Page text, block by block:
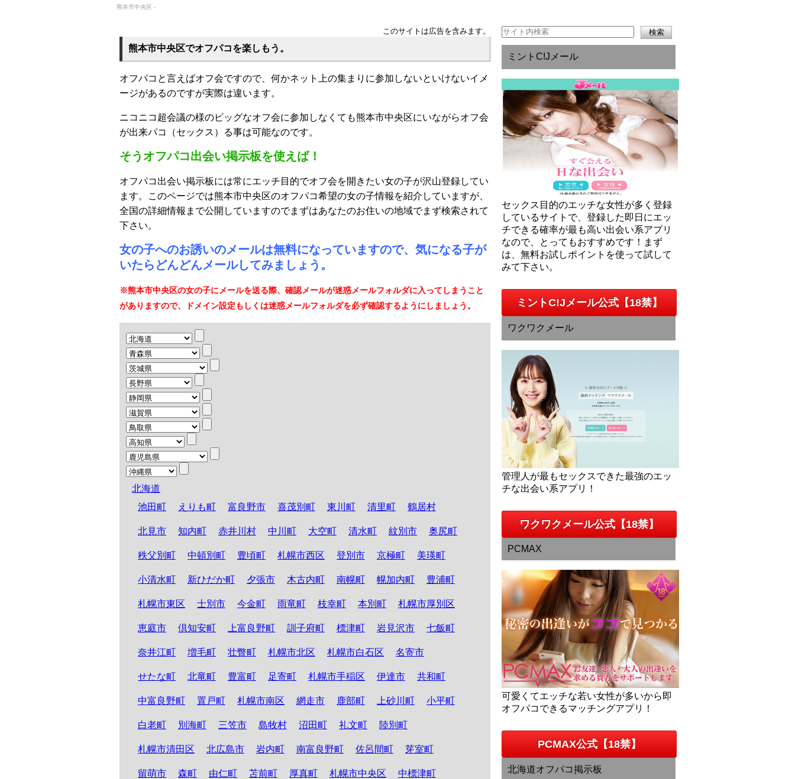
熊本市中央区 -
このサイトは広告を含みます。
熊本市中央区でオフパコを楽しもう。
オフパコと言えばオフ会ですので、何かネット上の集まりに参加しないといけないイメ
ージがあるのですが実際は違います。
ニコニコ超会議の様のビッグなオフ会に参加しなくても熊本市中央区にいながらオフ会
が出来パコ（セックス）る事は可能なのです。
そうオフパコ出会い掲示板を使えば！
オフパコ出会い掲示板には常にエッチ目的でオフ会を開きたい女の子が沢山登録してい
ます。このページでは熊本市中央区のオフパコ希望の女の子情報を紹介していますが、
全国の詳細情報まで公開していますのでまずはあなたのお住いの地域でまず検索されて
下さい。
女の子へのお誘いのメールは無料になっていますので、気になる子が
いたらどんどんメールしてみましょう。
※熊本市中央区の女の子にメールを送る際、確認メールが迷惑メールフォルダに入ってしまうこと
がありますので、ドメイン設定もしくは迷惑メールフォルダを必ず確認するようにしましょう。
北海道
池田町
えりも町 富良野市 喜茂別町 東川町 清里町 鶴居村
北見市 知内町 赤井川村 中川町 大空町 清水町 紋別市 奥尻町
秩父別町 中頓別町 豊頃町 札幌市西区 登別市 京極町 美瑛町
小清水町 新ひだか町 夕張市 木古内町 南幌町 幌加内町 豊浦町
札幌市東区 士別市 今金町 雨竜町 枝幸町 本別町 札幌市厚別区
恵庭市 倶知安町 上富良野町 訓子府町 標津町 岩見沢市 七飯町
奈井江町 増毛町 壮瞥町 札幌市北区 札幌市白石区 名寄市
せたな町 北竜町 豊富町 足寄町 札幌市手稲区 伊達市 共和町
中富良野町 置戸町 札幌市南区 網走市 鹿部町 上砂川町 小平町
白老町 別海町 三笠市 島牧村 沼田町 礼文町 陸別町
札幌市清田区 北広島市 岩内町 南富良野町 佐呂間町 芽室町
留萌市 森町 由仁町 苫前町 厚真町 札幌市中央区 中標津町
ミントC!Jメール
セックス目的のエッチな女性が多く登録
しているサイトで、登録した即日にエッ
チできる確率が最も高い出会い系アプリ
なので、とってもおすすめです！まず
は、無料お試しポイントを使って試して
みて下さい。
ミントC!Jメール公式【18禁】
ワクワクメール
管理人が最もセックスできた最強のエッ
チな出会い系アプリ！
ワクワクメール公式【18禁】
PCMAX
可愛くてエッチな若い女性が多いから即
オフパコできるマッチングアプリ！
PCMAX公式【18禁】
北海道オフパコ掲示板